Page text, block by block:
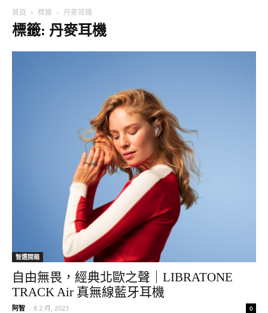
首頁 標籤 丹麥耳機
標籤: 丹麥耳機
智選開箱
自由無畏，經典北歐之聲｜LIBRATONE
TRACK Air 真無線藍牙耳機
阿智 - 8 2 月, 2023 0